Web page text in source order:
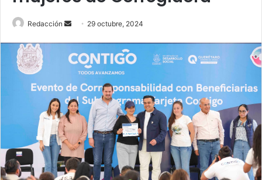
Redacción
Send
email
29 octubre, 2024